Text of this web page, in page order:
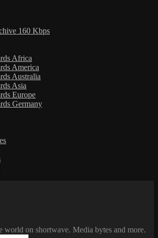
160 Kbps
Africa
America
Australia
Asia
Europe
Germany
world on shortwave. Media bytes and more.